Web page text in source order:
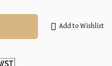
Add to Wishlist